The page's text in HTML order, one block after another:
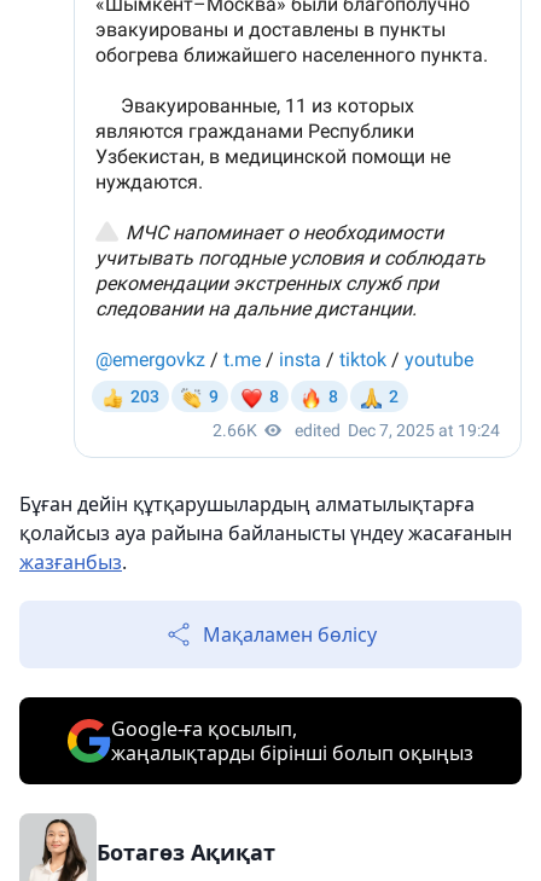
Бұған дейін құтқарушылардың алматылықтарға
қолайсыз ауа райына байланысты үндеу жасағанын
жазғанбыз.
Мақаламен бөлісу
Google-ға қосылып,
жаңалықтарды бірінші болып оқыңыз
Ботагөз Ақиқат